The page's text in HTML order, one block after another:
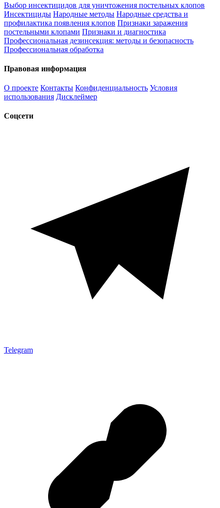
Выбор инсектицидов для уничтожения постельных клопов
Инсектициды Народные методы Народные средства и
профилактика появления клопов Признаки заражения
постельными клопами Признаки и диагностика
Профессиональная дезинсекция: методы и безопасность
Профессиональная обработка
Правовая информация
О проекте Контакты Конфиденциальность Условия
использования Дисклеймер
Соцсети
Telegram